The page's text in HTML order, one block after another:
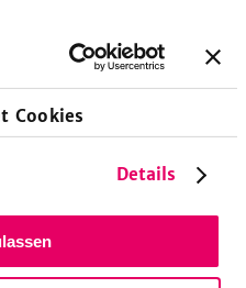
Cookies
Details
ist – und ein
probieren!
Jahreszeiten passt, ist